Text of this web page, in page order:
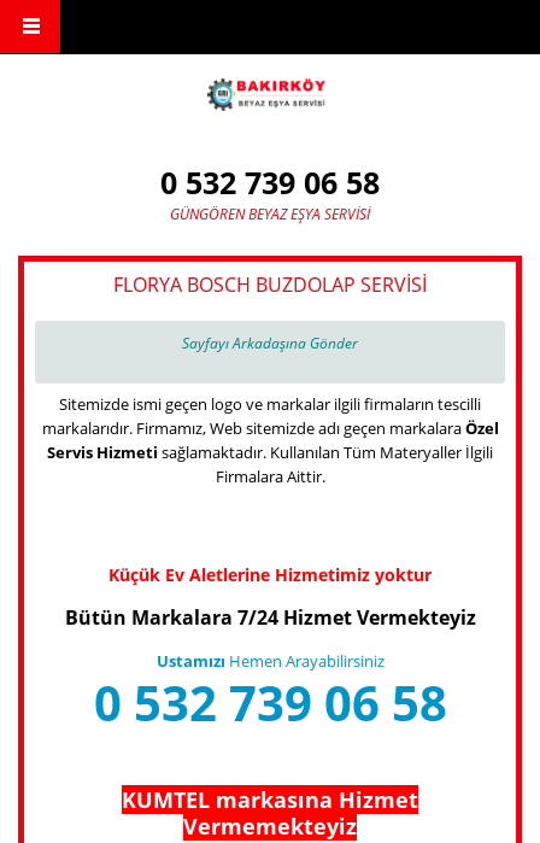
0 532 739 06 58
GÜNGÖREN BEYAZ EŞYA SERVISI
FLORYA BOSCH BUZDOLAP SERVISI
Sayfayı Arkadaşına Gönder
Sitemizde ismi geçen logo ve markalar ilgili firmaların tescilli
markalarıdır. Firmamız, Web sitemizde adı geçen markalaraÖzel
Servis Hizmeti sağlamaktadır. Kullanılan Tüm Materyaller İlgili
Firmalara Aittir.
Küçük Ev Aletlerine Hizmetimiz yoktur
Bütün Markalara 7/24 Hizmet Vermekteyiz
Ustamızı Hemen Arayabilirsiniz
0 532 739 06 58
KUMTEL markasına Hizmet
Vermemekteyiz